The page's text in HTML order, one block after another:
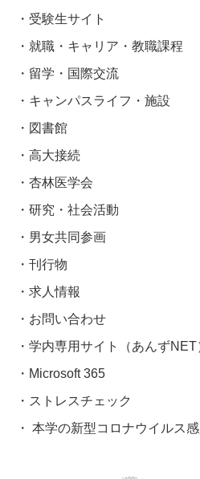
受験生サイト
就職・キャリア・教職課程
留学・国際交流
キャンパスライフ・施設
図書館
高大接続
杏林医学会
研究・社会活動
男女共同参画
刊行物
求人情報
お問い合わせ
学内専用サイト（あんずNET
Microsoft 365
ストレスチェック
本学の新型コロナウイルス